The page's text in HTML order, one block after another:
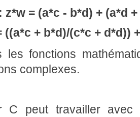
= (a*c - b*d) + (a*d
+ b*d)/(c*c + d*d))
les fonctions
complexes.
C peut travailler